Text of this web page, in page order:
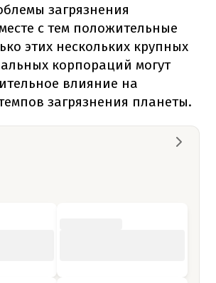
загрязнения
с тем положительные
этих нескольких крупных
корпораций могут
влияние на
загрязнения планеты.